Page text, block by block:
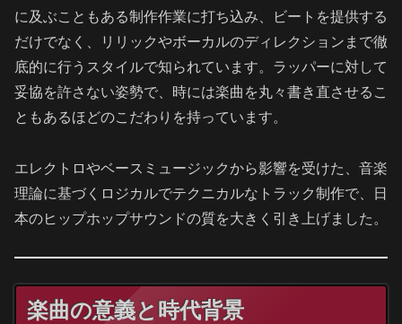
に及ぶこともある制作作業に打ち込み、ビートを提供する
だけでなく、リリックやボーカルのディレクションまで徹
底的に行うスタイルで知られています。ラッパーに対して
妥協を許さない姿勢で、時には楽曲を丸々書き直させるこ
ともあるほどのこだわりを持っています。
エレクトロやベースミュージックから影響を受けた、音楽
理論に基づくロジカルでテクニカルなトラック制作で、日
本のヒップホップサウンドの質を大きく引き上げました。
楽曲の意義と時代背景